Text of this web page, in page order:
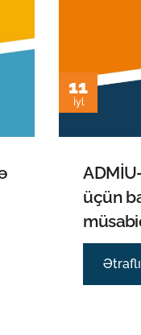
11
İyl
üçün
Ətraflı